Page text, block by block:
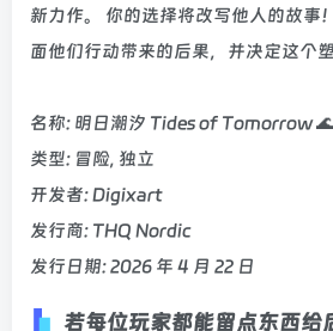
新力作。 你的选择将改写他人的故事
面他们行动带来的后果，并决定这个
名称: 明日潮汐 Tides of Tomorrow 🌊
类型: 冒险, 独立
开发者: Digixart
发行商: THQ Nordic
发行日期: 2026 年 4 月 22 日
若每位玩家都能留点东西给